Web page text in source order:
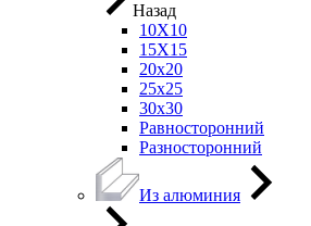
Назад
10Х10
15Х15
20х20
25х25
30х30
Равносторонний
Разносторонний
Из алюминия